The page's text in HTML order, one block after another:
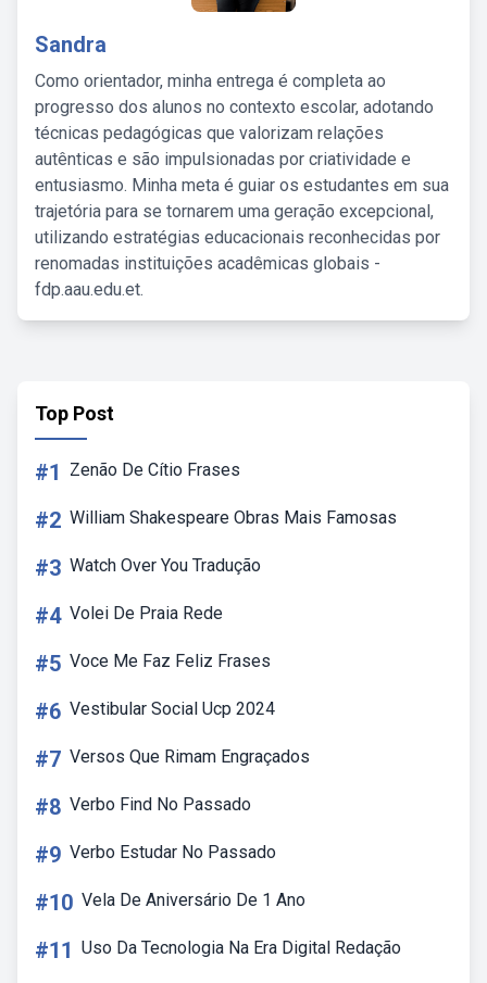
Sandra
Como orientador, minha entrega é completa ao
progresso dos alunos no contexto escolar, adotando
técnicas pedagógicas que valorizam relações
autênticas e são impulsionadas por criatividade e
entusiasmo. Minha meta é guiar os estudantes em sua
trajetória para se tornarem uma geração excepcional,
utilizando estratégias educacionais reconhecidas por
renomadas instituições acadêmicas globais -
fdp.aau.edu.et.
Top Post
#1 Zenão De Cítio Frases
#2 William Shakespeare Obras Mais Famosas
#3 Watch Over You Tradução
#4 Volei De Praia Rede
#5 Voce Me Faz Feliz Frases
#6 Vestibular Social Ucp 2024
#7 Versos Que Rimam Engraçados
#8 Verbo Find No Passado
#9 Verbo Estudar No Passado
#10 Vela De Aniversário De 1 Ano
#11 Uso Da Tecnologia Na Era Digital Redação